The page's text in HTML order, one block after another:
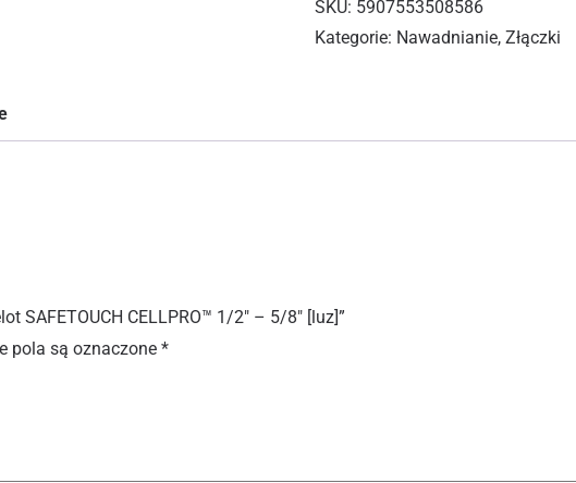
SKU: 5907553508586
Kategorie: Nawadnianie,Złączki
SAFETOUCH CELLPRO™ 1/2″ – 5/8″ [luz]”
pola są oznaczone *